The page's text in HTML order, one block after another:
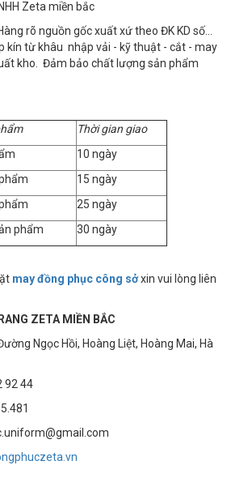
Zeta miền bắc
rõ nguồn gốc xuất xứ theo ĐK KD số…
kín từ khâu nhập vải - kỹ thuật - cắt - may
kho. Đảm bảo chất lượng sản phẩm
Thời gian giao
10 ngày
15 ngày
25 ngày
phẩm
30 ngày
may đồng phục công sởxin vui lòng liên
ZETA MIỀN BẮC
Hồi, Hoàng Liệt, Hoàng Mai, Hà
44